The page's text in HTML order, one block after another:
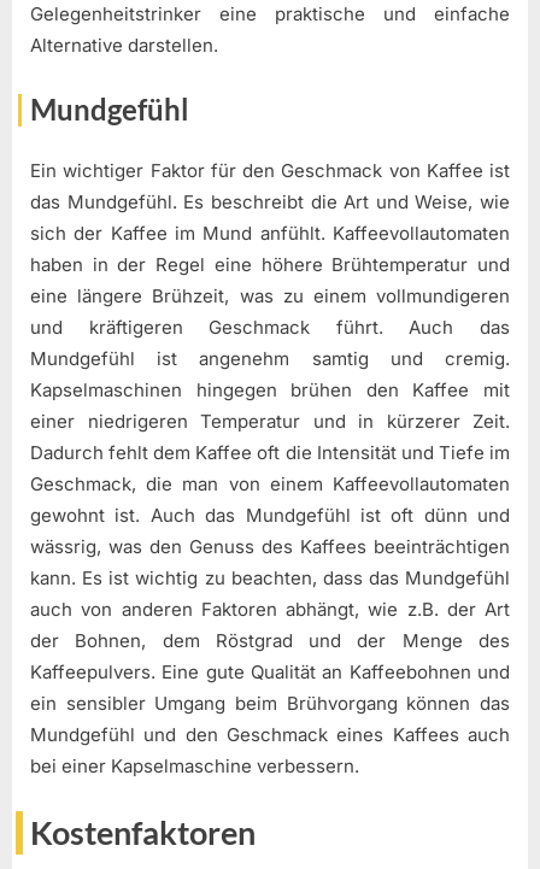
Gelegenheitstrinker eine praktische und einfache
Alternative darstellen.
Mundgefühl
Ein wichtiger Faktor für den Geschmack von Kaffee ist
das Mundgefühl. Es beschreibt die Art und Weise, wie
sich der Kaffee im Mund anfühlt. Kaffeevollautomaten
haben in der Regel eine höhere Brühtemperatur und
eine längere Brühzeit, was zu einem vollmundigeren
und kräftigeren Geschmack führt. Auch das
Mundgefühl ist angenehm samtig und cremig.
Kapselmaschinen hingegen brühen den Kaffee mit
einer niedrigeren Temperatur und in kürzerer Zeit.
Dadurch fehlt dem Kaffee oft die Intensität und Tiefe im
Geschmack, die man von einem Kaffeevollautomaten
gewohnt ist. Auch das Mundgefühl ist oft dünn und
wässrig, was den Genuss des Kaffees beeinträchtigen
kann. Es ist wichtig zu beachten, dass das Mundgefühl
auch von anderen Faktoren abhängt, wie z.B. der Art
der Bohnen, dem Röstgrad und der Menge des
Kaffeepulvers. Eine gute Qualität an Kaffeebohnen und
ein sensibler Umgang beim Brühvorgang können das
Mundgefühl und den Geschmack eines Kaffees auch
bei einer Kapselmaschine verbessern.
Kostenfaktoren